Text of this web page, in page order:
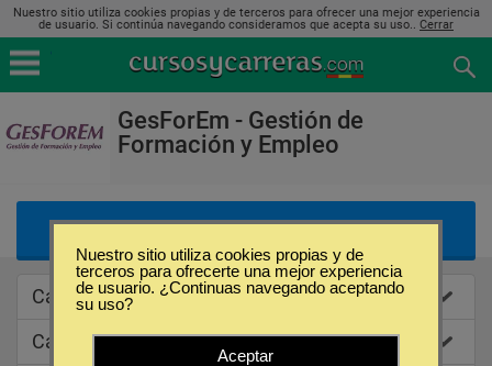
Nuestro sitio utiliza cookies propias y de terceros para ofrecer una mejor experiencia
de usuario. Si continúa navegando consideramos que acepta su uso.. Cerrar
GesForEm - Gestión de
Formación y Empleo
Listado de Ofertas Educativas
Caracteristicas
Categorias de estudios
Nuestro sitio utiliza cookies propias y de
terceros para ofrecerte una mejor experiencia
de usuario. ¿Continuas navegando aceptando
su uso?
Aceptar